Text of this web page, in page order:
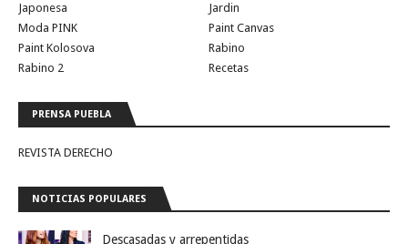
Japonesa
Jardin
Moda PINK
Paint Canvas
Paint Kolosova
Rabino
Rabino 2
Recetas
PRENSA PUEBLA
REVISTA DERECHO
NOTICIAS POPULARES
Descasadas y arrepentidas